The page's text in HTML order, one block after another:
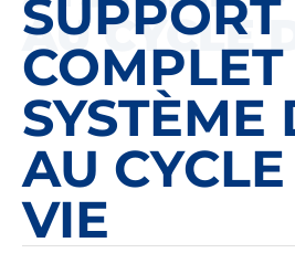
AU CYCLE
SUPPORT
SYSTÈME
AU
VIE